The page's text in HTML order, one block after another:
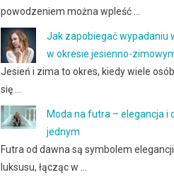
powodzeniem można wpleść …
Jak zapobiegać wypadaniu
w okresie jesienno-
Jesień i zima to okres, kiedy wiele
się …
Moda na futra – elegancja i
jednym
Futra od dawna są symbolem
luksusu, łącząc w …